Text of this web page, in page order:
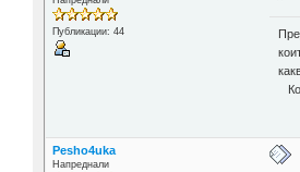
Публикации: 44
Pesho4uka
Напреднали